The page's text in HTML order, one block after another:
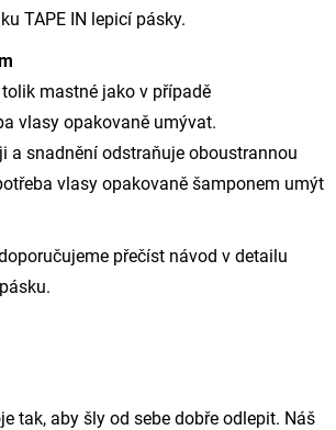
TAPE IN lepicí pásky.
mastné jako v případě
vlasy opakovaně umývat.
a snadnění odstraňuje oboustrannou
vlasy opakovaně šamponem umýt
přečíst návod v detailu
tak, aby šly od sebe dobře odlepit. Náš